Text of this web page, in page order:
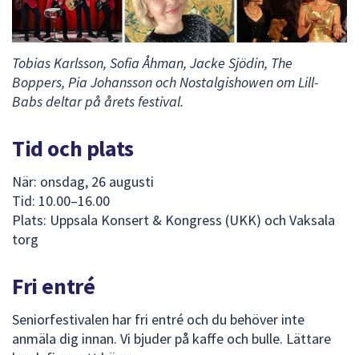
Tobias Karlsson, Sofia Åhman, Jacke Sjödin, The
Boppers, Pia Johansson och Nostalgishowen om Lill-
Babs deltar på årets festival.
Tid och plats
När: onsdag, 26 augusti
Tid: 10.00–16.00
Plats: Uppsala Konsert & Kongress (UKK) och Vaksala
torg
Fri entré
Seniorfestivalen har fri entré och du behöver inte
anmäla dig innan. Vi bjuder på kaffe och bulle. Lättare